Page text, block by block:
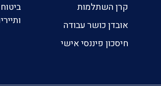
קרן השתלמות
אובדן כושר עבודה
חיסכון פיננסי אישי